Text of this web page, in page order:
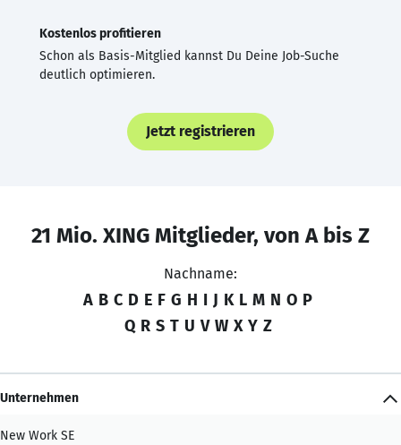
Kostenlos profitieren
Schon als Basis-Mitglied kannst Du Deine Job-Suche
deutlich optimieren.
Jetzt registrieren
21 Mio. XING Mitglieder, von A bis Z
Nachname:
A B C D E F G H I J K L M N O P
Q R S T U V W X Y Z
Unternehmen
New Work SE